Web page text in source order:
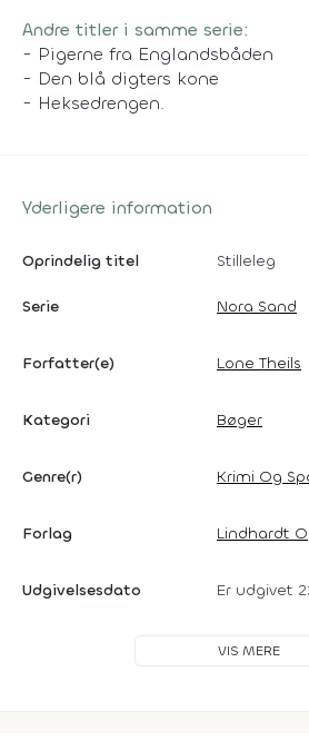
Andre titler i samme serie:
- Pigerne fra Englandsbåden
- Den blå digters kone
- Heksedrengen.
Yderligere information
Oprindelig titel Stilleleg
Serie Nora Sand
Forfatter(e) Lone Theils
Kategori Bøger
Genre(r) Krimi Og
Forlag Lindhardt
Udgivelsesdato Er udgivet
VIS MERE